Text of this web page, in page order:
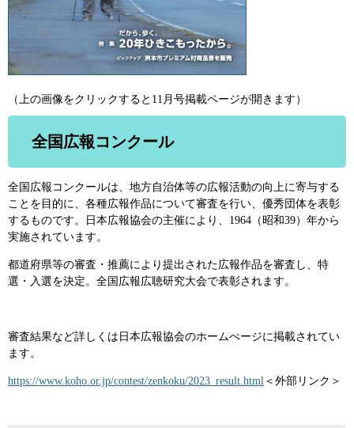
（上の画像をクリックすると11月号掲載ページが開きます）
全国広報コンクール
全国広報コンクールは、地方自治体等の広報活動の向上に寄与する
ことを目的に、各種広報作品について審査を行い、優秀団体を表彰
するものです。日本広報協会の主催により、1964（昭和39）年から
実施されています。
都道府県等の審査・推薦により提出された広報作品を審査し、特
選・入選を決定。全国広報広聴研究大会で表彰されます。
審査結果など詳しくは日本広報協会のホームぺージに掲載されてい
ます。
https://www.koho.or.jp/contest/zenkoku/2023_result.html​ ＜外部リンク＞